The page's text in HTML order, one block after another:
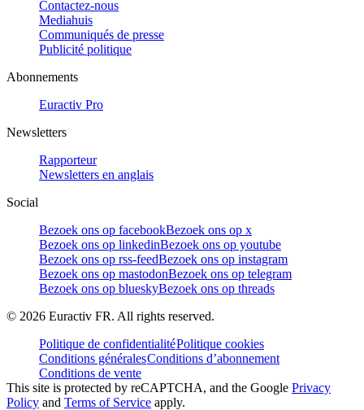
Contactez-nous
Mediahuis
Communiqués de presse
Publicité politique
Abonnements
Euractiv Pro
Newsletters
Rapporteur
Newsletters en anglais
Social
Bezoek ons op facebookBezoek ons op x
Bezoek ons op linkedinBezoek ons op youtube
Bezoek ons op rss-feedBezoek ons op instagram
Bezoek ons op mastodonBezoek ons op telegram
Bezoek ons op blueskyBezoek ons op threads
© 2026 Euractiv FR. All rights reserved.
Politique de confidentialitéPolitique cookies
Conditions généralesConditions d’abonnement
Conditions de vente
This site is protected by reCAPTCHA, and the Google Privacy
Policy and Terms of Service apply.